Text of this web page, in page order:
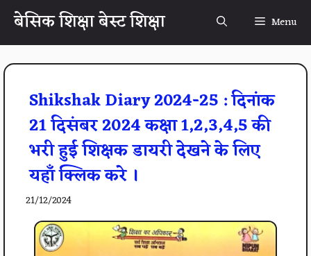
Skipबेसिक शिक्षा बेस्ट शिक्षा Menu
Shikshak Diary 2024-25 : दिनांक
21 दिसंबर 2024 कक्षा 1,2,3,4,5 की
भरी हुई शिक्षक डायरी देखने के लिए
यहाँ क्लिक करे ।
21/12/2024